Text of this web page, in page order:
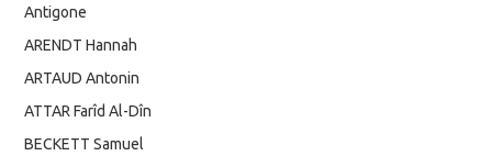
Antigone
ARENDT Hannah
ARTAUD Antonin
ATTAR Farîd Al-Dîn
BECKETT Samuel